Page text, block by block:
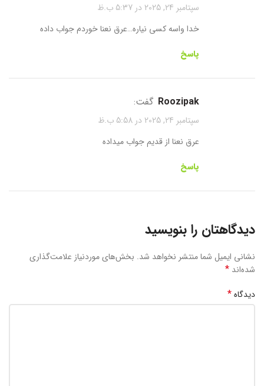
سپتامبر 24, 2025 در 5:37 ب.ظ
خدا واسه کسی نیاره…عرق نعنا خوردم جواب داده
پاسخ
roozipak گفت:
سپتامبر 24, 2025 در 5:58 ب.ظ
عرق نعنا از قدیم جواب میداده
پاسخ
دیدگاهتان را بنویسید
نشانی ایمیل شما منتشر نخواهد شد. بخش‌های موردنیاز علامت‌گذاری
شده‌اند *
دیدگاه*